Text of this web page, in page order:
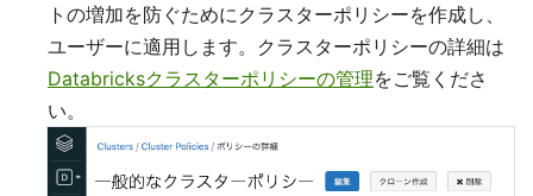
トの増加を防ぐためにクラスターポリシーを作成し、
ユーザーに適用します。クラスターポリシーの詳細は
Databricksクラスターポリシーの管理をご覧くださ
い。